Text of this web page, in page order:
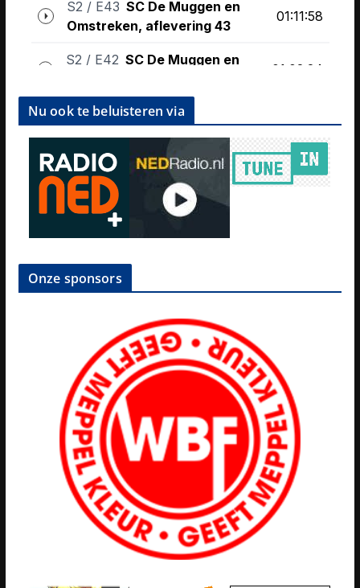
Nu ook te beluisteren via
Onze sponsors